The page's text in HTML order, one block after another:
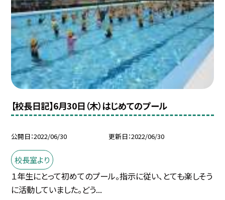
【校長日記】6月30日（木）はじめてのプール
公開日 2022/06/30 更新日 2022/06/30
校長室より
１年生にとって初めてのプール。指示に従い、とても楽しそう
に活動していました。どう...